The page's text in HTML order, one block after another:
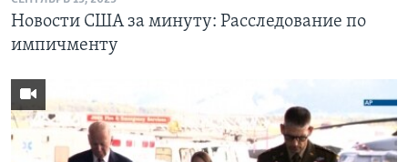
Новости США за минуту: Расследование по
импичменту